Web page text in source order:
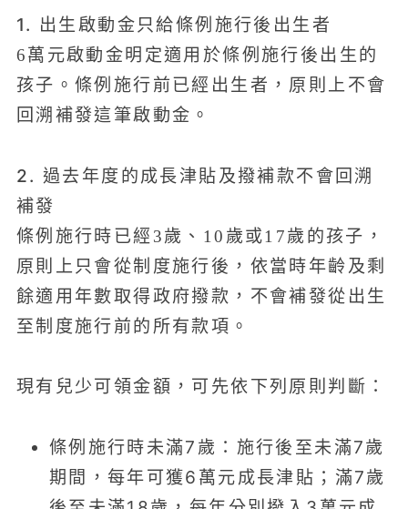
1. 出生啟動金只給條例施行後出生者
6萬元啟動金明定適用於條例施行後出生的
孩子。條例施行前已經出生者，原則上不會
回溯補發這筆啟動金。
2. 過去年度的成長津貼及撥補款不會回溯
補發
條例施行時已經3歲、10歲或17歲的孩子，
原則上只會從制度施行後，依當時年齡及剩
餘適用年數取得政府撥款，不會補發從出生
至制度施行前的所有款項。
現有兒少可領金額，可先依下列原則判斷：
條例施行時未滿7歲：施行後至未滿7歲
期間，每年可獲6萬元成長津貼；滿7歲